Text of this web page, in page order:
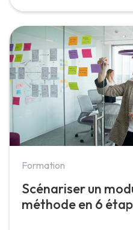
Formation
Scénariser un
méthode en 6